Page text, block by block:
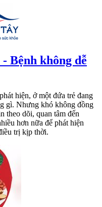
Bệnh không dễ
hiện, ở một đứa trẻ đang
gì. Nhưng khó không đồng
theo dõi, quan tâm đến
hơn nữa để phát hiện
trị kịp thời.